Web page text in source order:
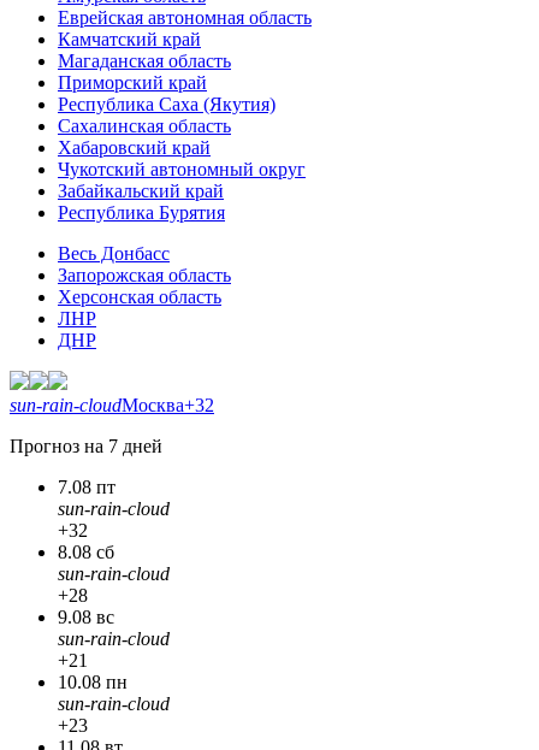
Еврейская автономная область
Камчатский край
Магаданская область
Приморский край
Республика Саха (Якутия)
Сахалинская область
Хабаровский край
Чукотский автономный округ
Забайкальский край
Республика Бурятия
Весь Донбасс
Запорожская область
Херсонская область
ЛНР
ДНР
sun-rain-cloudМосква+32
Прогноз на 7 дней
7.08 пт
sun-rain-cloud
+32
8.08 сб
sun-rain-cloud
+28
9.08 вс
sun-rain-cloud
+21
10.08 пн
sun-rain-cloud
+23